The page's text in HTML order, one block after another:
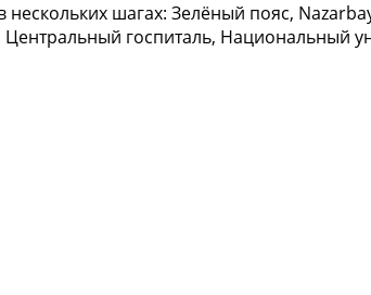
шагах: Зелёный пояс,
госпиталь, Национальный